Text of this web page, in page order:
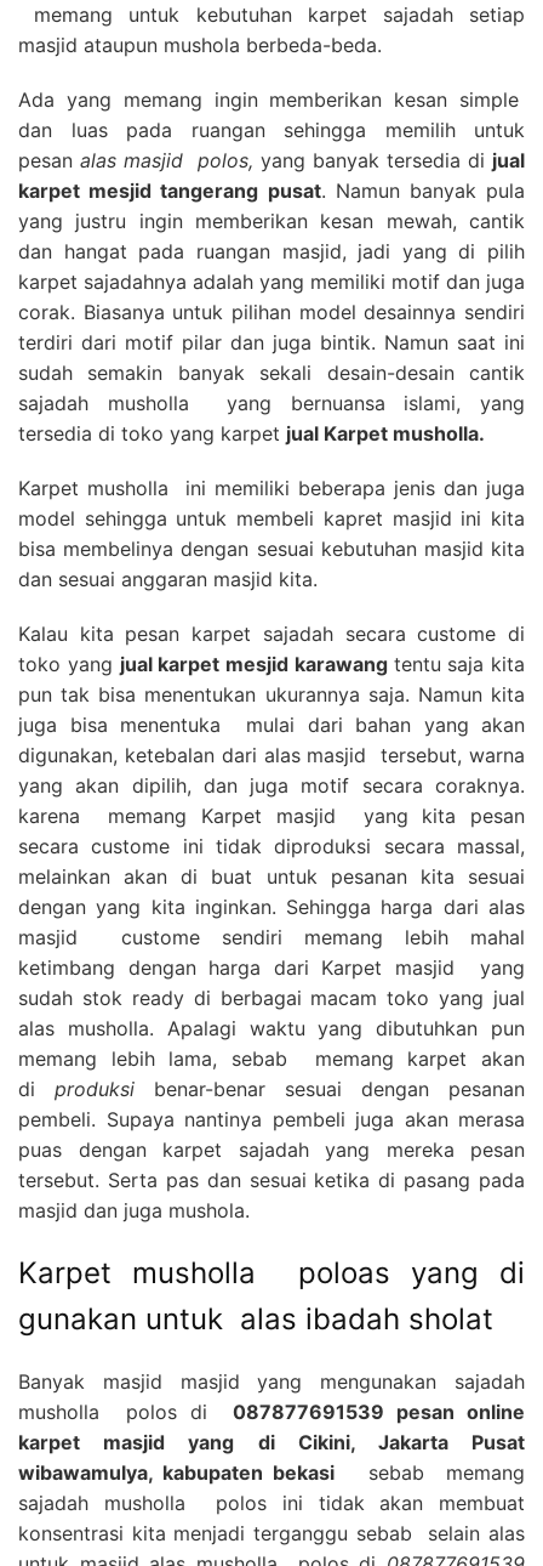
memang untuk kebutuhan karpet sajadah setiap
masjid ataupun mushola berbeda-beda.
Ada yang memang ingin memberikan kesan simple
dan luas pada ruangan sehingga memilih untuk
pesan alas masjid polos, yang banyak tersedia di jual
karpet mesjid tangerang pusat. Namun banyak pula
yang justru ingin memberikan kesan mewah, cantik
dan hangat pada ruangan masjid, jadi yang di pilih
karpet sajadahnya adalah yang memiliki motif dan juga
corak. Biasanya untuk pilihan model desainnya sendiri
terdiri dari motif pilar dan juga bintik. Namun saat ini
sudah semakin banyak sekali desain-desain cantik
sajadah musholla yang bernuansa islami, yang
tersedia di toko yang karpet jual Karpet musholla.
Karpet musholla ini memiliki beberapa jenis dan juga
model sehingga untuk membeli kapret masjid ini kita
bisa membelinya dengan sesuai kebutuhan masjid kita
dan sesuai anggaran masjid kita.
Kalau kita pesan karpet sajadah secara custome di
toko yang jual karpet mesjid karawang tentu saja kita
pun tak bisa menentukan ukurannya saja. Namun kita
juga bisa menentuka mulai dari bahan yang akan
digunakan, ketebalan dari alas masjid tersebut, warna
yang akan dipilih, dan juga motif secara coraknya.
karena memang Karpet masjid yang kita pesan
secara custome ini tidak diproduksi secara massal,
melainkan akan di buat untuk pesanan kita sesuai
dengan yang kita inginkan. Sehingga harga dari alas
masjid custome sendiri memang lebih mahal
ketimbang dengan harga dari Karpet masjid yang
sudah stok ready di berbagai macam toko yang jual
alas musholla. Apalagi waktu yang dibutuhkan pun
memang lebih lama, sebab memang karpet akan
di produksi benar-benar sesuai dengan pesanan
pembeli. Supaya nantinya pembeli juga akan merasa
puas dengan karpet sajadah yang mereka pesan
tersebut. Serta pas dan sesuai ketika di pasang pada
masjid dan juga mushola.
Karpet musholla poloas yang di
gunakan untuk alas ibadah sholat
Banyak masjid masjid yang mengunakan sajadah
musholla polos di087877691539 pesan online
karpet masjid yang di Cikini, Jakarta Pusat
wibawamulya, kabupaten bekasi sebab memang
sajadah musholla polos ini tidak akan membuat
konsentrasi kita menjadi terganggu sebab selain alas